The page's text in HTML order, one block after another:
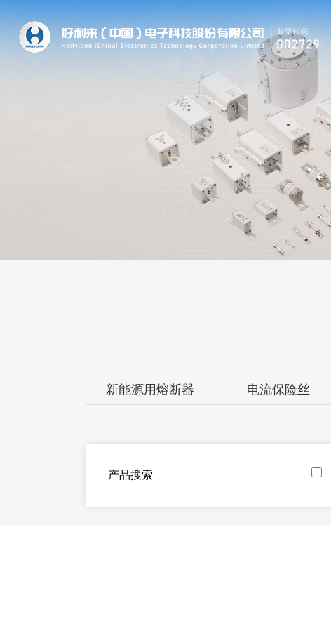
新能源用熔断器 电流保险丝
产品搜索